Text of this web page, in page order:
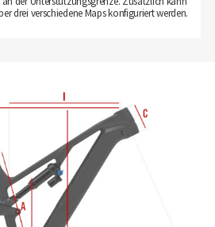
drei verschiedene Maps konfiguriert werden.